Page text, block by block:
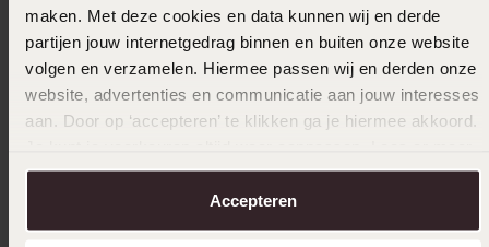
maken. Met deze cookies en data kunnen wij en derde
partijen jouw internetgedrag binnen en buiten onze website
volgen en verzamelen. Hiermee passen wij en derden onze
website, advertenties en communicatie aan jouw interesses
aan. Door op ‘accepteren’ te klikken ga je hiermee akkoord.
over in onscookiebeleid.
Accepteren
Andere kauften auch